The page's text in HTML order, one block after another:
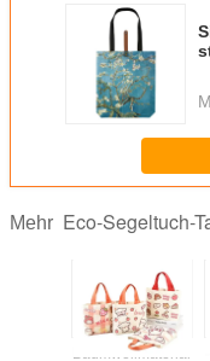
Mehr Eco-Segeltuch-
Baumwollmaterial